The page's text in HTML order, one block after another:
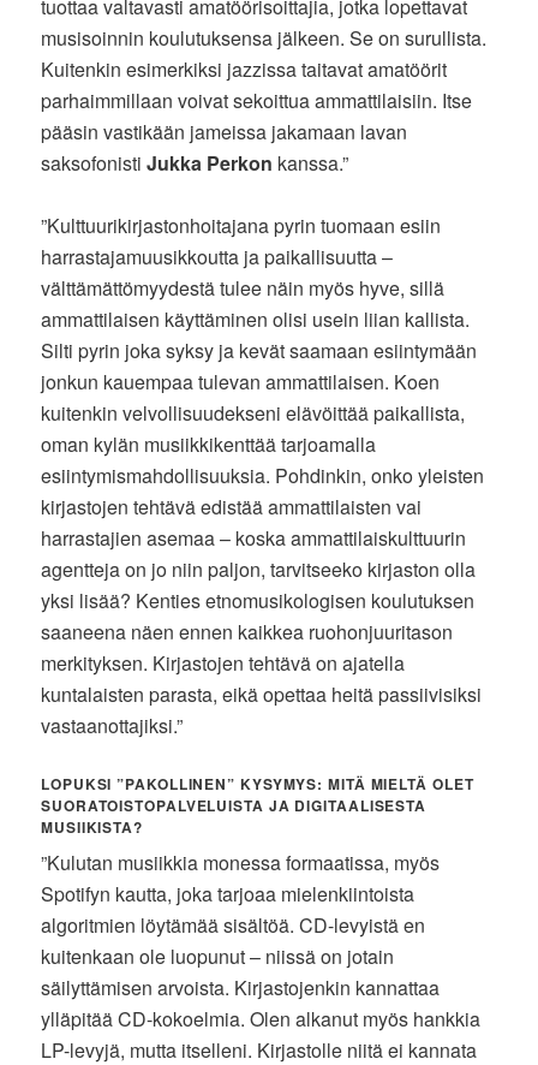
tuottaa valtavasti amatöörisoittajia, jotka lopettavat
musisoinnin koulutuksensa jälkeen. Se on surullista.
Kuitenkin esimerkiksi jazzissa taitavat amatöörit
parhaimmillaan voivat sekoittua ammattilaisiin. Itse
pääsin vastikään jameissa jakamaan lavan
saksofonistiJukka Perkon kanssa.”
”Kulttuurikirjastonhoitajana pyrin tuomaan esiin
harrastajamuusikkoutta ja paikallisuutta –
välttämättömyydestä tulee näin myös hyve, sillä
ammattilaisen käyttäminen olisi usein liian kallista.
Silti pyrin joka syksy ja kevät saamaan esiintymään
jonkun kauempaa tulevan ammattilaisen. Koen
kuitenkin velvollisuudekseni elävöittää paikallista,
oman kylän musiikkikenttää tarjoamalla
esiintymismahdollisuuksia. Pohdinkin, onko yleisten
kirjastojen tehtävä edistää ammattilaisten vai
harrastajien asemaa – koska ammattilaiskulttuurin
agentteja on jo niin paljon, tarvitseeko kirjaston olla
yksi lisää? Kenties etnomusikologisen koulutuksen
saaneena näen ennen kaikkea ruohonjuuritason
merkityksen. Kirjastojen tehtävä on ajatella
kuntalaisten parasta, eikä opettaa heitä passiivisiksi
vastaanottajiksi.”
LOPUKSI ”PAKOLLINEN” KYSYMYS: MITÄ MIELTÄ OLET
SUORATOISTOPALVELUISTA JA DIGITAALISESTA
MUSIIKISTA?
”Kulutan musiikkia monessa formaatissa, myös
Spotifyn kautta, joka tarjoaa mielenkiintoista
algoritmien löytämää sisältöä. CD-levyistä en
kuitenkaan ole luopunut – niissä on jotain
säilyttämisen arvoista. Kirjastojenkin kannattaa
ylläpitää CD-kokoelmia. Olen alkanut myös hankkia
LP-levyjä, mutta itselleni. Kirjastolle niitä ei kannata